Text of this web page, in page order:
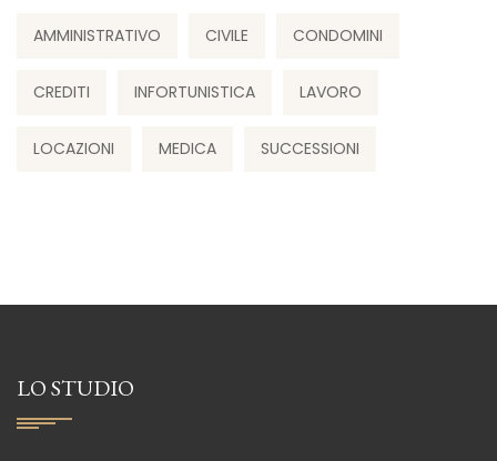
AMMINISTRATIVO CIVILE CONDOMINI
CREDITI INFORTUNISTICA LAVORO
LOCAZIONI MEDICA SUCCESSIONI
LO STUDIO